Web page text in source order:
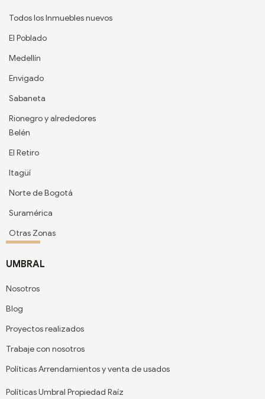
Todos los Inmuebles nuevos
El Poblado
Medellín
Envigado
Sabaneta
Rionegro y alrededores
Belén
El Retiro
Itagüí
Norte de Bogotá
Suramérica
Otras Zonas
UMBRAL
Nosotros
Blog
Proyectos realizados
Trabaje con nosotros
Políticas Arrendamientos y venta de usados
Políticas Umbral Propiedad Raíz